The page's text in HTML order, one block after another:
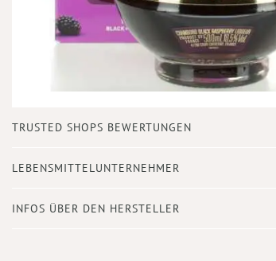
Anfang
Bildergalerie
TRUSTED SHOPS BEWERTUNGEN
LEBENSMITTELUNTERNEHMER
INFOS ÜBER DEN HERSTELLER